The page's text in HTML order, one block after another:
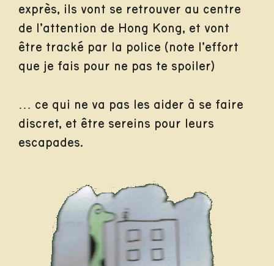
exprès, ils vont se retrouver au centre
de l’attention de Hong Kong, et vont
être tracké par la police (note l’effort
que je fais pour ne pas te spoiler)
… ce qui ne va pas les aider à se faire
discret, et être sereins pour leurs
escapades.